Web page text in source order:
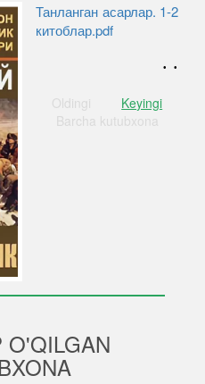
Танланган асарлар. 1-2
китоблар.pdf
. .
Oldingi
Keyingi
Barcha kutubxona
O'QILGAN